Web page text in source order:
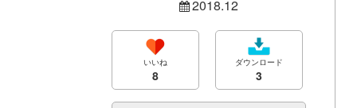
2018.12
いいね
8
ダウンロード
3